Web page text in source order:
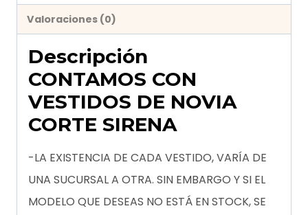
Valoraciones (0)
Descripción
CONTAMOS CON
VESTIDOS DE NOVIA
CORTE SIRENA
-LA EXISTENCIA DE CADA VESTIDO, VARÍA DE
UNA SUCURSAL A OTRA. SIN EMBARGO Y SI EL
MODELO QUE DESEAS NO ESTÁ EN STOCK, SE